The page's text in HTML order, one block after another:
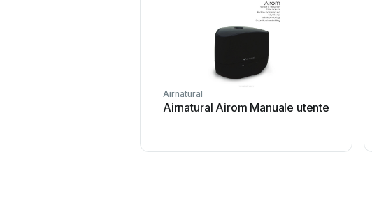
Airnatural
Airnatural Airom Manuale utente